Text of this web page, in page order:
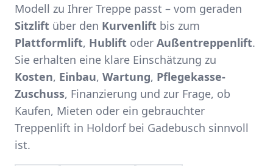
Modell zu Ihrer Treppe passt – vom geraden
Sitzlift über den Kurvenlift bis zum
Plattformlift, Hublift oder Außentreppenlift.
Sie erhalten eine klare Einschätzung zu
Kosten, Einbau, Wartung, Pflegekasse-
Zuschuss, Finanzierung und zur Frage, ob
Kaufen, Mieten oder ein gebrauchter
Treppenlift in Holdorf bei Gadebusch sinnvoll
ist.